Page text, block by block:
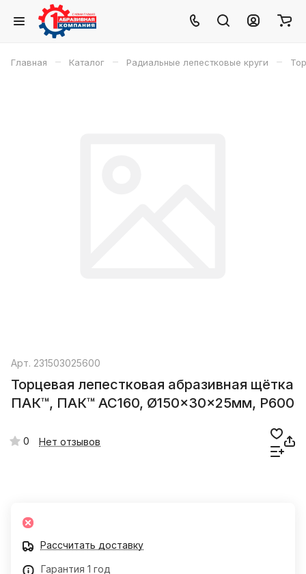
Главная – Каталог – Радиальные лепестковые круги –
Арт. 231503025600
Торцевая лепестковая абразивная щётка
ПАК™, ПАК™ AC160, Ø150x30x25мм, Р600
0 Нет отзывов
Рассчитать доставку
Гарантия 1 год